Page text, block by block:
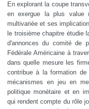
En explorant la coupe
en exergue la plus value
multivariée et ses
le troisième chapitre étudie
d'annonces du comité de
Fédérale Américaine à
dans quelle mesure les
contribue à la formation
mécanismes en jeu en
politique monétaire et en
qui rendent compte du rôle